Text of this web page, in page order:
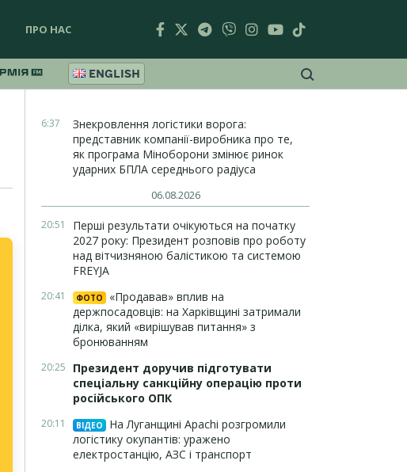
ПРО НАС
ENGLISH
6:37
Знекровлення логістики ворога:
представник компанії-виробника про те,
як програма Міноборони змінює ринок
ударних БПЛА середнього радіуса
06.08.2026
20:51
Перші результати очікуються на початку
2027 року: Президент розповів про роботу
над вітчизняною балістикою та системою
FREYJA
20:41 ФОТО
«Продавав» вплив на
держпосадовців: на Харківщині затримали
ділка, який «вирішував питання» з
бронюванням
20:25
Президент доручив підготувати
спеціальну санкційну операцію проти
російського ОПК
20:11 ВІДЕО
На Луганщині Apachi розгромили
логістику окупантів: уражено
електростанцію, АЗС і транспорт